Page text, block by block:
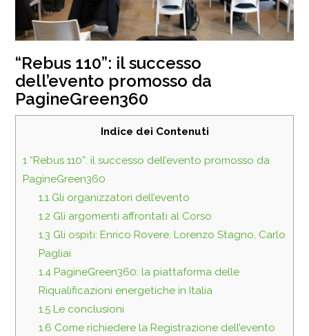
“Rebus 110”: il successo
dell’evento promosso da
PagineGreen360
Indice dei Contenuti
1 “Rebus 110”: il successo dell’evento promosso da
PagineGreen360
1.1Gli organizzatori dell’evento
1.2 Gli argomenti affrontati al Corso
1.3 Gli ospiti: Enrico Rovere, Lorenzo Stagno, Carlo
Pagliai
1.4PagineGreen360: la piattaforma delle
Riqualificazioni energetiche in Italia
1.5Le conclusioni
1.6 Come richiedere la Registrazione dell’evento